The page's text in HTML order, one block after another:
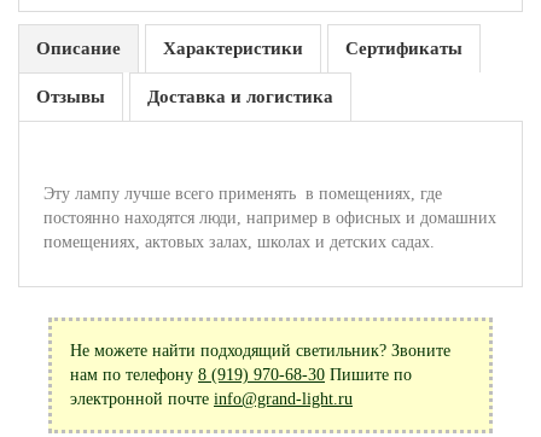
Описание Характеристики Сертификаты
Отзывы Доставка и логистика
Эту лампу лучше всего применять в помещениях, где
постоянно находятся люди, например в офисных и домашних
помещениях, актовых залах, школах и детских садах.
Не можете найти подходящий светильник? Звоните
нам по телефону 8 (919) 970-68-30 Пишите по
электронной почте info@grand-light.ru